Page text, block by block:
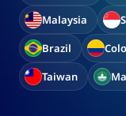
Malaysia
Brazil
Taiwan